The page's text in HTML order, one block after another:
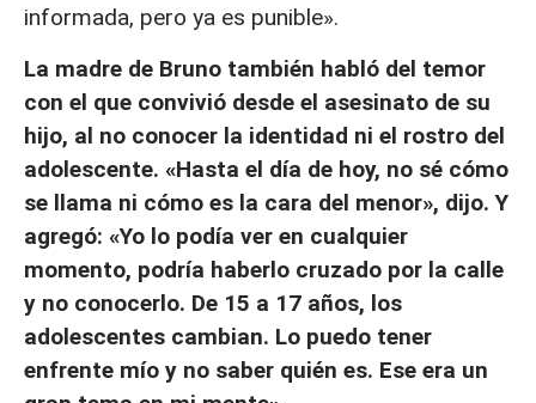
informada, pero ya es punible».
La madre de Bruno también habló del temor
con el que convivió desde el asesinato de su
hijo, al no conocer la identidad ni el rostro del
adolescente. «Hasta el día de hoy, no sé cómo
se llama ni cómo es la cara del menor», dijo. Y
agregó: «Yo lo podía ver en cualquier
momento, podría haberlo cruzado por la calle
y no conocerlo. De 15 a 17 años, los
adolescentes cambian. Lo puedo tener
enfrente mío y no saber quién es. Ese era un